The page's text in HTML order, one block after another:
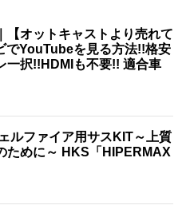
【オットキャストより売れて
でYouTubeを見る方法!!格安
一択!!HDMIも不要!! 適合車
ルファイア用サスKIT～上質
ために～ HKS「HIPERMAX